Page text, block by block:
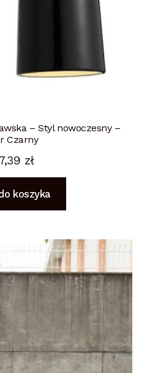
– Styl nowoczesny –
Czarny
zł
koszyka